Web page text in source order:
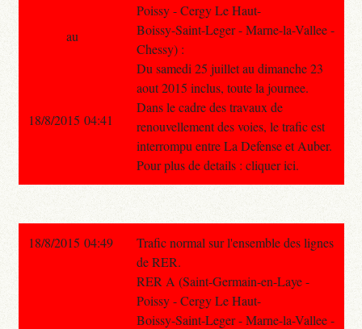
Poissy - Cergy Le Haut-
Boissy-Saint-Leger - Marne-la-Vallee -
Chessy) :
Du samedi 25 juillet au dimanche 23
aout 2015 inclus, toute la journee.
Dans le cadre des travaux de
renouvellement des voies, le trafic est
interrompu entre La Defense et Auber.
Pour plus de details : cliquer ici.
au
18/8/2015 04:41
18/8/2015 04:49
Trafic normal sur l'ensemble des lignes
de RER.
RER A (Saint-Germain-en-Laye -
Poissy - Cergy Le Haut-
Boissy-Saint-Leger - Marne-la-Vallee -